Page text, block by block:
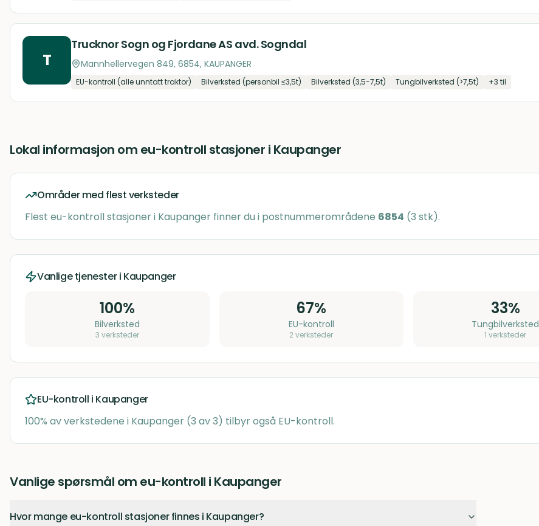
T
Trucknor Sogn og Fjordane AS avd. Sogndal
Mannhellervegen 849, 6854, KAUPANGER
EU-kontroll (alle unntatt traktor) Bilverksted (personbil ≤3,5t) Bilverksted (3,5-7,5t) Tungbilverksted (>7,5t) +3 til
Lokal informasjon om eu-kontroll stasjoner i Kaupanger
Områder med flest verksteder
Flest eu-kontroll stasjoneri Kaupanger finner du i postnummerområdene 6854 (3 stk).
Vanlige tjenester i Kaupanger
100%
Bilverksted
3 verksteder
67%
EU-kontroll
2verksteder
33%
Tungbilverksted
1 verksteder
EU-kontroll i Kaupanger
100% av verkstedene i Kaupanger (3 av3) tilbyr også EU-kontroll.
Vanlige spørsmål om eu-kontroll i Kaupanger
Hvor mange eu-kontroll stasjoner finnes i Kaupanger?